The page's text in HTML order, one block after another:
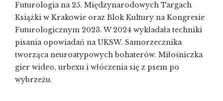
Futurologia na 25. Międzynarodowych Targach
Książki w Krakowie oraz Blok Kultury na Kongresie
Futurologicznym 2023. W 2024 wykładała techniki
pisania opowiadań na UKSW. Samorzecznika
tworząca neuroatypowych bohaterów. Miłośniczka
gier wideo, urbexu i włóczenia się z psem po
wybrzeżu.